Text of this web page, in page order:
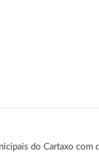
do Cartaxo com